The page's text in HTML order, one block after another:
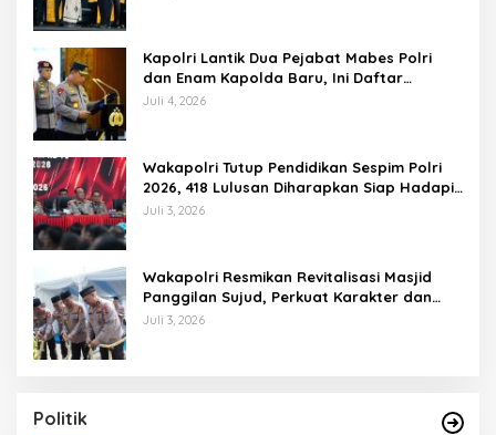
Kapolri Lantik Dua Pejabat Mabes Polri
dan Enam Kapolda Baru, Ini Daftar
Lengkapnya
Juli 4, 2026
Wakapolri Tutup Pendidikan Sespim Polri
2026, 418 Lulusan Diharapkan Siap Hadapi
Tantangan Era Digital
Juli 3, 2026
Wakapolri Resmikan Revitalisasi Masjid
Panggilan Sujud, Perkuat Karakter dan
Kepemimpinan Polri
Juli 3, 2026
Politik